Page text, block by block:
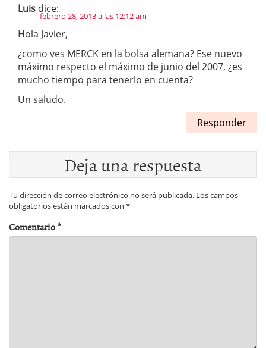
Luis dice:
febrero 28, 2013 a las 12:12 am
Hola Javier,
¿como ves MERCK en la bolsa alemana? Ese nuevo
máximo respecto el máximo de junio del 2007, ¿es
mucho tiempo para tenerlo en cuenta?
Un saludo.
Responder
Deja una respuesta
Tu dirección de correo electrónico no será publicada. Los campos
obligatorios están marcados con *
Comentario*